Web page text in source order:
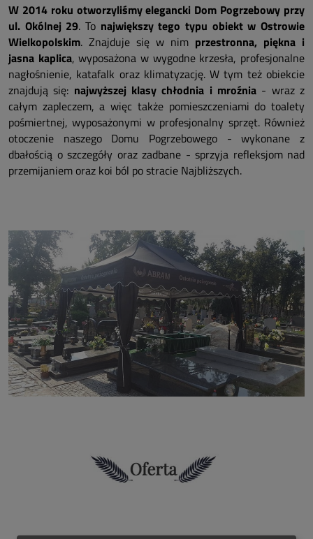
W 2014 roku otworzyliśmy elegancki Dom Pogrzebowy przy
ul. Okólnej 29. To największy tego typu obiekt w Ostrowie
Wielkopolskim. Znajduje się w nim przestronna, piękna i
jasna kaplica, wyposażona w wygodne krzesła, profesjonalne
nagłośnienie, katafalk oraz klimatyzację. W tym też obiekcie
znajdują się: najwyższej klasy chłodnia i mroźnia - wraz z
całym zapleczem, a więc także pomieszczeniami do toalety
pośmiertnej, wyposażonymi w profesjonalny sprzęt. Również
otoczenie naszego Domu Pogrzebowego - wykonane z
dbałością o szczegóły oraz zadbane - sprzyja refleksjom nad
przemijaniem oraz koi ból po stracie Najbliższych.